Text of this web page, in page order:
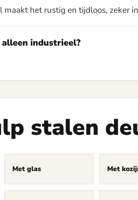
maakt het rustig en tijdloos, zeker
industrieel?
stalen
Met glas Met